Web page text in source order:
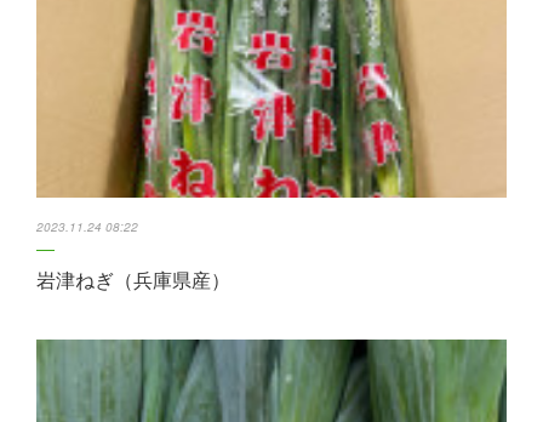
エディブルフラワー 久保田農園 お問い合わせ
2023.11.24 08:22
岩津ねぎ（兵庫県産）